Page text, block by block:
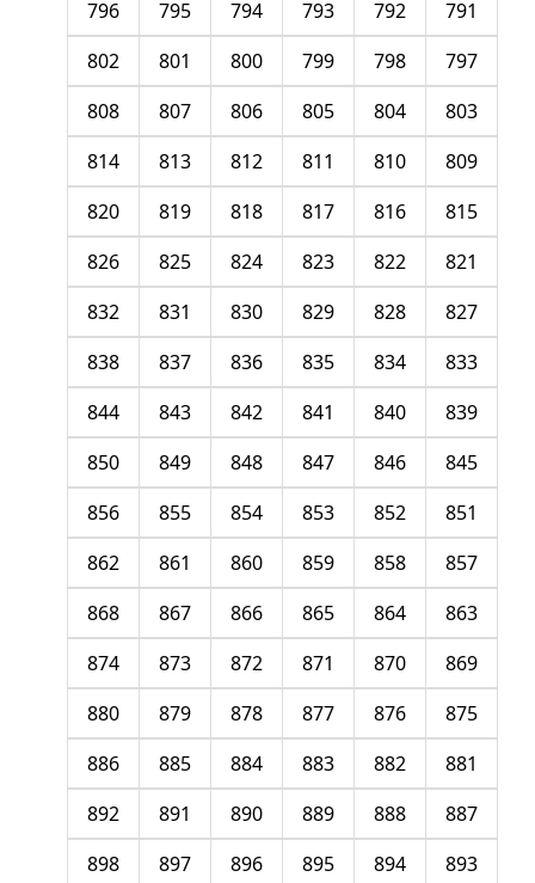
791
792
793
794
795
796
797
798
799
800
801
802
803
804
805
806
807
808
809
810
811
812
813
814
815
816
817
818
819
820
821
822
823
824
825
826
827
828
829
830
831
832
833
834
835
836
837
838
839
840
841
842
843
844
845
846
847
848
849
850
851
852
853
854
855
856
857
858
859
860
861
862
863
864
865
866
867
868
869
870
871
872
873
874
875
876
877
878
879
880
881
882
883
884
885
886
887
888
889
890
891
892
893
894
895
896
897
898